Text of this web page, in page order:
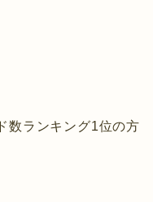
数ランキング1位の方